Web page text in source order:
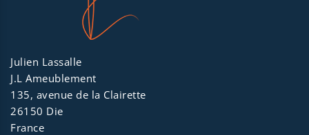
Julien Lassalle
J.L Ameublement
135, avenue de la Clairette
26150 Die
France